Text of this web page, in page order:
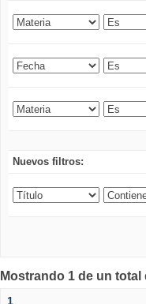
Nuevos filtros:
Mostrando 1 de un
1